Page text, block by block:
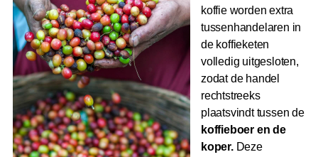
koffie worden extra
tussenhandelaren in
de koffieketen
volledig uitgesloten,
zodat de handel
rechtstreeks
plaatsvindt tussen de
koffieboer en de
koper.Deze